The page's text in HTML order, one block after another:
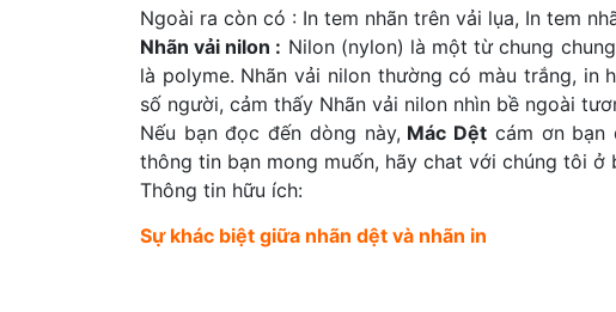
Ngoài ra còn có : In tem nhãn trên vải lụa, In tem
Nhãn vải nilon : Nilon (nylon) là một từ chung
là polyme. Nhãn vải nilon thường có màu trắng,
số người, cảm thấy Nhãn vải nilon nhìn bề ngoài
Nếu bạn đọc đến dòng này, Mác Dệt cám ơn bạn
thông tin bạn mong muốn, hãy chat với chúng tôi
Thông tin hữu ích:
Sự khác biệt giữa nhãn dệt và nhãn in